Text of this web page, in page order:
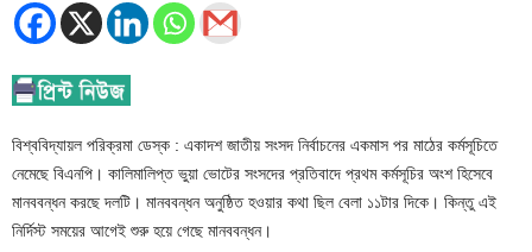
বিশ্ববিদ্যায়ল পরিক্রমা ডেস্ক : একাদশ জাতীয় সংসদ নির্বাচনের একমাস পর মাঠের কর্মসূচিতে
নেমেছে বিএনপি। কালিমালিপ্ত ভুয়া ভোটের সংসদের প্রতিবাদে প্রথম কর্মসূচির অংশ হিসেবে
মানববন্ধন করছে দলটি। মানববন্ধন অনুষ্ঠিত হওয়ার কথা ছিল বেলা ১১টার দিকে। কিন্তু এই
নির্দিস্ট সময়ের আগেই শুরু হয়ে গেছে মানববন্ধন।